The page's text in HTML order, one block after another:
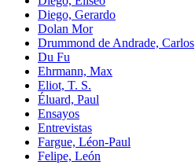
Diego, Gerardo
Dolan Mor
Drummond de Andrade, Carlos
Du Fu
Ehrmann, Max
Eliot, T. S.
Éluard, Paul
Ensayos
Entrevistas
Fargue, Léon-Paul
Felipe, León